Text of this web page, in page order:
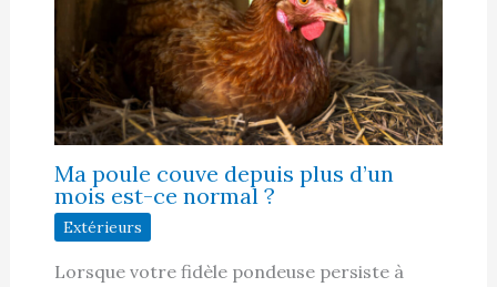
Ma poule couve depuis plus d’un
mois est-ce normal ?
Extérieurs
Lorsque votre fidèle pondeuse persiste à